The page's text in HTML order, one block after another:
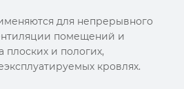
для непрерывного
помещений и
плоских и пологих,
кровлях.